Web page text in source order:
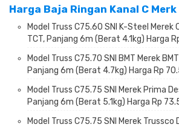
Harga Baja Ringan Kanal C Merk
Model Truss C75.60 SNI K-Steel Merek
TCT, Panjang 6m (Berat 4.1kg) Harga
Model Truss C75.70 SNI BMT Merek
Panjang 6m (Berat 4.7kg) Harga Rp
Model Truss C75.75 SNI Merek Prima
Panjang 6m (Berat 5.1kg) Harga Rp
Model Truss C75.75 SNI Merek Trussco